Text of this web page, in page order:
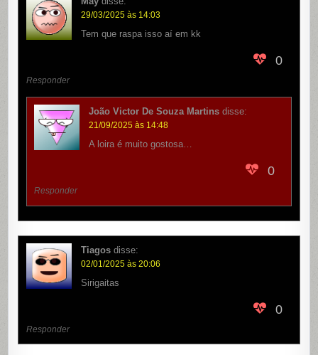
29/03/2025 às 14:03
Tem que raspa isso aí em kk
0
Responder
João Victor De Souza Martins disse:
21/09/2025 às 14:48
A loira é muito gostosa…
0
Responder
Tiagos disse:
02/01/2025 às 20:06
Sirigaitas
0
Responder